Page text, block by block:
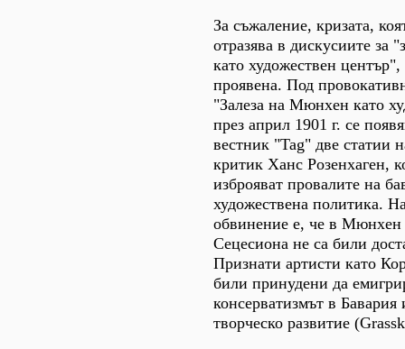
За съжаление, кризата,
отразява в дискусиите за
като художествен
проявена. Под
"Залеза на Мюнхен като
през април 1901 г. се
вестник "Tag" две статии
критик Ханс Розенхаген,
изброяват провалите на
художествена политика.
обвинение е, че в Мюнхен
Сецесиона не са били
Признати артисти като
били принудени да
консерватизмът в Бавария
творческо развитие